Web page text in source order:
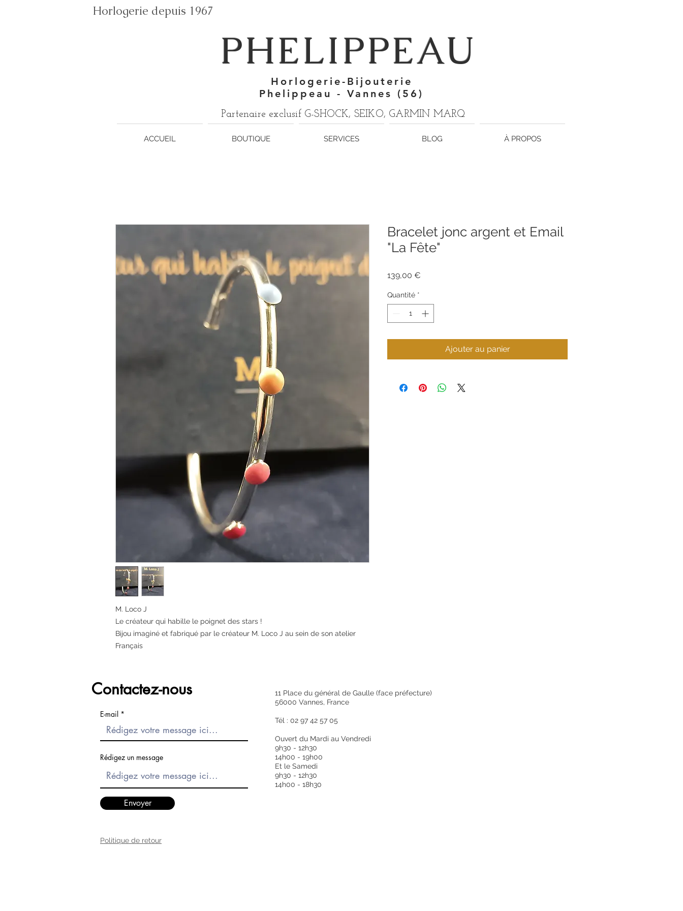
Horlogerie depuis 1967
PHELIPPEAU
Horlogerie-Bijouterie
Phelippeau - Vannes (56)
Partenaire exclusif G-SHOCK, SEIKO, GARMIN MARQ
ACCUEIL BOUTIQUE SERVICES BLOG À PROPOS
M. Loco J
Le créateur qui habille le poignet des stars !
Bijou imaginé et fabriqué par le créateur M. Loco J au sein de son atelier
Français
Bracelet jonc argent et Email
"La Fête"
139,00 €
Quantité *
Ajouter au panier
Contactez-nous
E-mail
Rédigez un message
Envoyer
11 Place du général de Gaulle (face préfecture)
56000 Vannes, France
Tél : 02 97 42 57 05
Ouvert du Mardi au Vendredi
9h30 - 12h30
14h00 - 19h00
Et le Samedi
9h30 - 12h30
14h00 - 18h30
Politique de retour